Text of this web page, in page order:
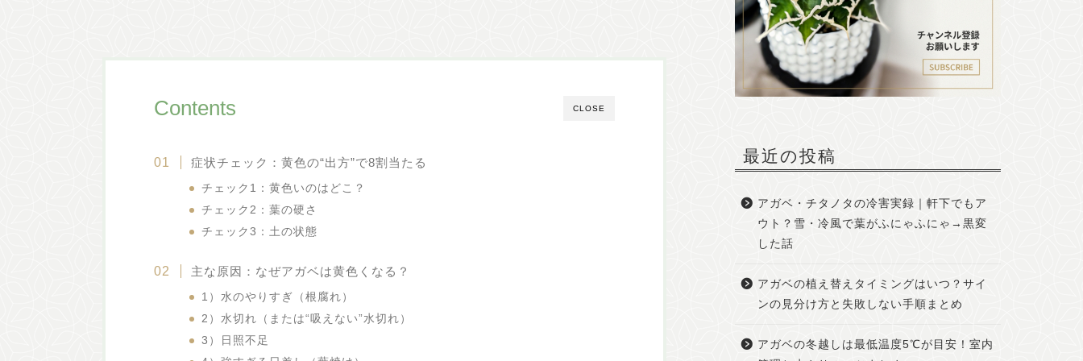
CLOSE
Contents
症状チェック：黄色の“出方”で8割当たる
チェック1：黄色いのはどこ？
チェック2：葉の硬さ
チェック3：土の状態
主な原因：なぜアガベは黄色くなる？
1）水のやりすぎ（根腐れ）
2）水切れ（または“吸えない”水切れ）
3）日照不足
最近の投稿
アガベ・チタノタの冷害実録｜軒下でもア
ウト？雪・冷風で葉がふにゃふにゃ→黒変
した話
アガベの植え替えタイミングはいつ？サイ
ンの見分け方と失敗しない手順まとめ
アガベの冬越しは最低温度5℃が目安！室内